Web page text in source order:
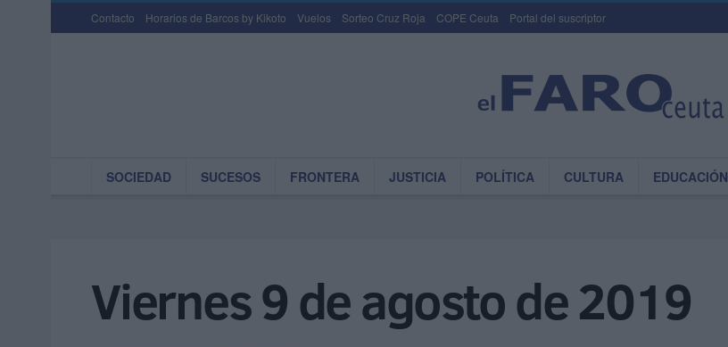
Contacto Horarios de Barcos by Kikoto Vuelos Sorteo Cruz Roja COPE Ceuta Portal del suscriptor
SOCIEDAD SUCESOS FRONTERA JUSTICIA POLÍTICA CULTURA EDUCACIÓN
Viernes 9 de agosto de 2019